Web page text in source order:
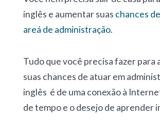
inglês e aumentar suas chances
areá de administração.
Tudo que você precisa fazer para
suas chances de atuar em
inglês é de uma conexão à
de tempo e o desejo de aprender